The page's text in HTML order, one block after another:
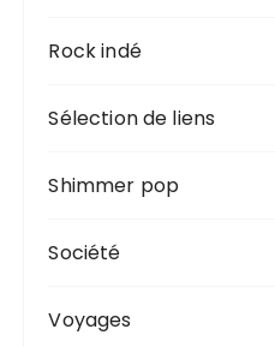
Rock indé
Sélection de liens
Shimmer pop
Société
Voyages